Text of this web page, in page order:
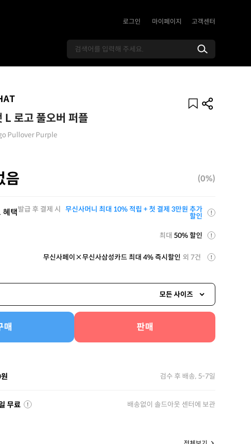
로그인 마이페이지 고객센터
L 로고 풀오버 퍼플
Pullover Purple
음 (0%)
혜택발급 후 결제 시 무신사머니 최대 10% 적립 + 첫 결제 3만원 추가
할인
최대 50% 할인
무신사페이×무신사삼성카드 최대 4% 즉시할인 외 7건
모든 사이즈
매 판매
검수 후 배송, 5-7일
무료 배송없이 솔드아웃 센터에 보관